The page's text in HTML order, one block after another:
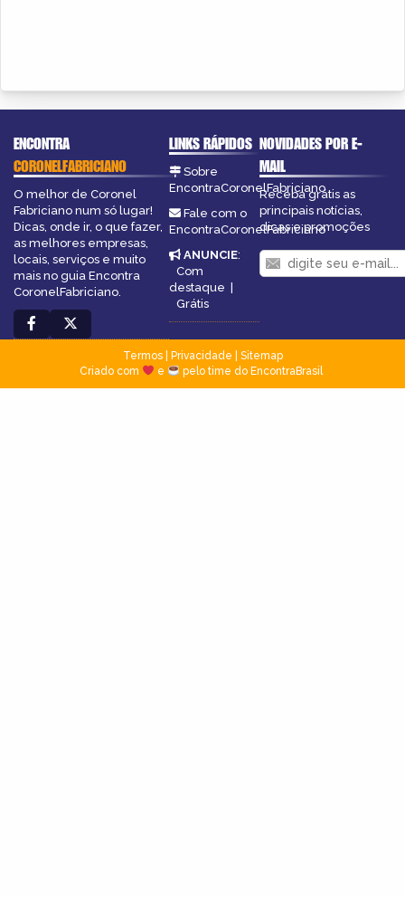
ENCONTRA
CORONELFABRICIANO
O melhor de Coronel
Fabriciano num só lugar!
Dicas, onde ir, o que fazer,
as melhores empresas,
locais, serviços e muito
mais no guia Encontra
CoronelFabriciano.
LINKS RÁPIDOS
Sobre
EncontraCoronelFabriciano
Fale com o
EncontraCoronelFabriciano
ANUNCIE:
Com
destaque |
Grátis
NOVIDADES POR E-
MAIL
Receba grátis as
principais notícias,
dicas e promoções
Termos| Privacidade
Sitemap
Criado com
e pelo time do EncontraBrasil